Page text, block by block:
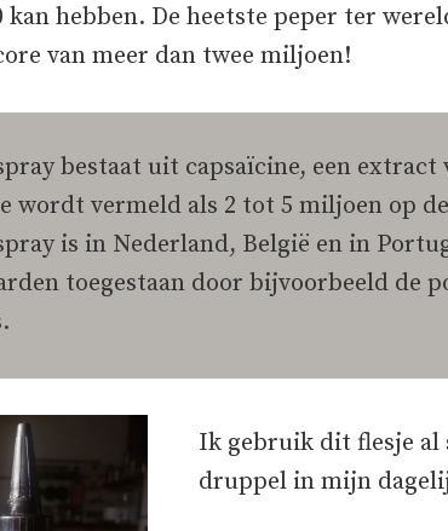
kan hebben. De heetste peper ter
van meer dan twee miljoen!
bestaat uit capsaïcine, een extract
wordt vermeld als 2 tot 5 miljoen op
is in Nederland, België en in
toegestaan door bijvoorbeeld de
Ik gebruik dit flesje al
druppel in mijn